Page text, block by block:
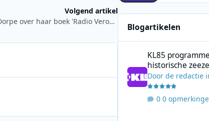
Volgend artikel
In gesprek met Marjan van den Dorpe over haar boek 'Radio Veronica, anker van mijn jeugd'
Blogartikelen
KL85 programmeert
KL85
historische
Door de redactie
0